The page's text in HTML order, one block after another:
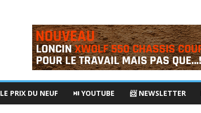
LE PRIX DU NEUF ⏯ YOUTUBE 📨 NEWSLETTER